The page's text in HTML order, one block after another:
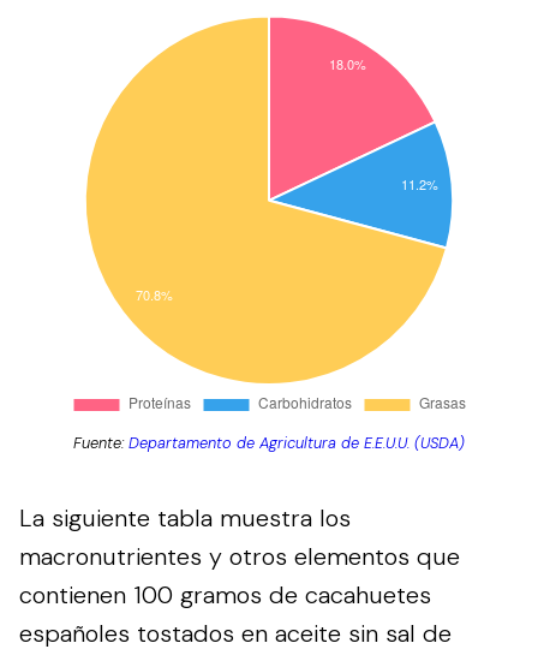
Fuente:Departamento de Agricultura de E.E.U.U. (USDA)
La siguiente tabla muestra los
macronutrientes y otros elementos que
contienen 100 gramos de cacahuetes
españoles tostados en aceite sin sal de